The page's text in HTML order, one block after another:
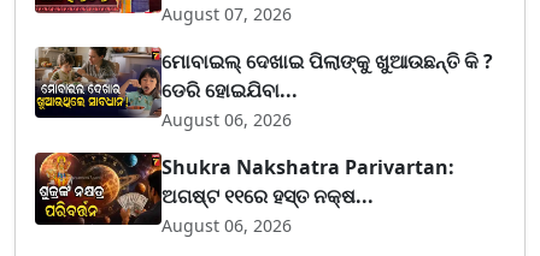
August 07, 2026
ମୋବାଇଲ୍ ଦେଖାଇ ପିଲାଙ୍କୁ ଖୁଆଉଛନ୍ତି କି ?
ଡେରି ହୋଇଯିବା...
August 06, 2026
Shukra Nakshatra Parivartan:
ଅଗଷ୍ଟ ୧୧ରେ ହସ୍ତ ନକ୍ଷ...
August 06, 2026